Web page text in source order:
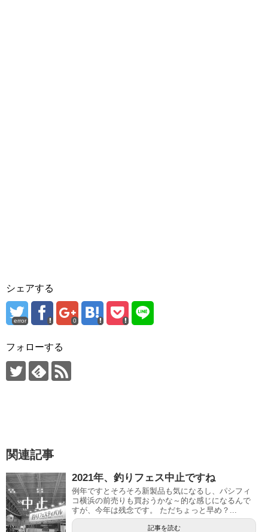
シェアする
error 0
フォローする
関連記事
2021年、釣りフェス中止ですね
例年ですとそろそろ新製品も気になるし、パシフィ
コ横浜の前売りも買おうかな～的な感じになるんで
すが、今年は残念です。 ただちょっと早め？...
記事を読む